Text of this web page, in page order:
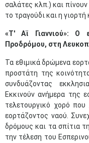
σαλάτες κλπ.) και
το τραγούδι και η γιορτή
«Τ' Αϊ Γιαννιού»: Ο
Προδρόμου, στη
Τα εθιμικά δρώμενα
προστάτη της
συνδυάζοντας
Εκκινούν ανήμερα της
τελετουργικό χορό
εορτάζοντος ναού.
δρόμους και τα σπίτια
την τέλεση του